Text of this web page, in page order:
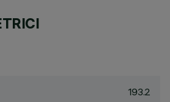
193.2